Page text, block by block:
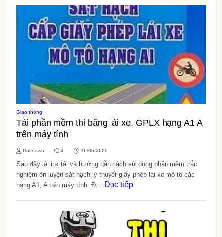
Giao thông
Tải phần mềm thi bằng lái xe, GPLX hạng A1 A
trên máy tính
Unknown 4 16/06/2026
Sau đây là link tải và hướng dẫn cách sử dụng phần mềm trắc
nghiệm ôn luyện sát hạch lý thuyết giấy phép lái xe mô tô các
hạng A1, A trên máy tính. Đ... Đọc tiếp